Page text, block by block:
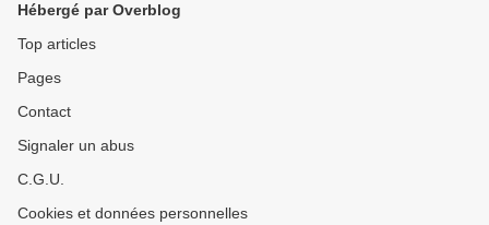
Hébergé par Overblog
Top articles
Pages
Contact
Signaler un abus
C.G.U.
Cookies et données personnelles